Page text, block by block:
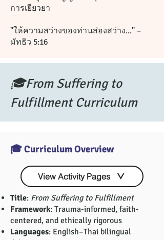
การเยียวยา
"ให้ความสว่างของท่านส่องสว่าง..." –
มัทธิว 5:16
🎓From Suffering to
Fulfillment Curriculum
🎓 Curriculum Overview
View Activity Pages
Title: From Suffering to Fulfillment
Framework: Trauma-informed, faith-
centered, and ethically rigorous
Languages: English–Thai bilingual